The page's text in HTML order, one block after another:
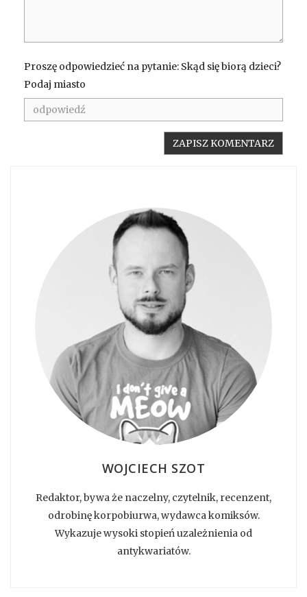
Proszę odpowiedzieć na pytanie: Skąd się biorą dzieci?
Podaj miasto
WOJCIECH SZOT
Redaktor, bywa że naczelny, czytelnik, recenzent,
odrobinę korpobiurwa, wydawca komiksów.
Wykazuje wysoki stopień uzależnienia od
antykwariatów.